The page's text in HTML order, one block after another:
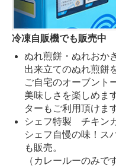
冷凍自販機でも販売中
ぬれ煎餅・ぬれおか
出来立てのぬれ煎餅
ご自宅のオーブント
美味しさを楽しめま
ターもご利用頂けま
シェフ特製 チキン
シェフ自慢の味！ス
も販売。
（カレールーのみで